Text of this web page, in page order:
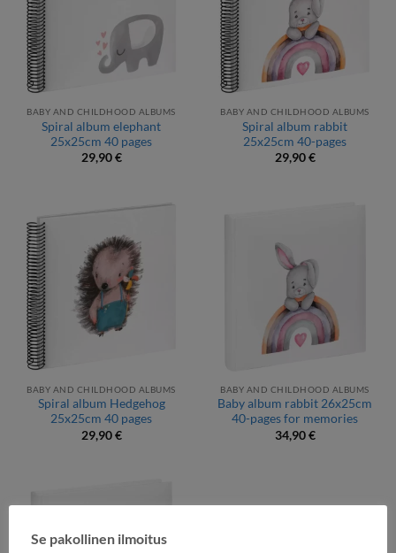
BABY AND CHILDHOOD ALBUMS
Spiral album elephant
25x25cm 40 pages
29,90€
BABY AND CHILDHOOD ALBUMS
Spiral album rabbit
25x25cm 40-pages
29,90€
BABY AND CHILDHOOD ALBUMS
Spiral album Hedgehog
25x25cm 40 pages
29,90€
BABY AND CHILDHOOD ALBUMS
Baby album rabbit 26x25cm
40-pages for memories
34,90€
Se pakollinen ilmoitus